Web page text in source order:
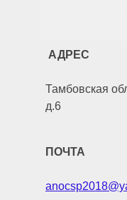
АДРЕС
Тамбовская
д.6
ПОЧТА